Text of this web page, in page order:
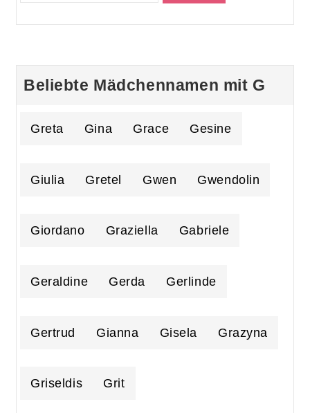
Beliebte Mädchennamen mit G
Greta Gina Grace Gesine
Giulia Gretel Gwen Gwendolin
Giordano Graziella Gabriele
Geraldine Gerda Gerlinde
Gertrud Gianna Gisela Grazyna
Griseldis Grit